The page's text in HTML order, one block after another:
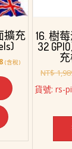
擴充
目
價
格：
NT$ 2,398。
(含稅)
16. 樹
32
NT$
貨號: rs-